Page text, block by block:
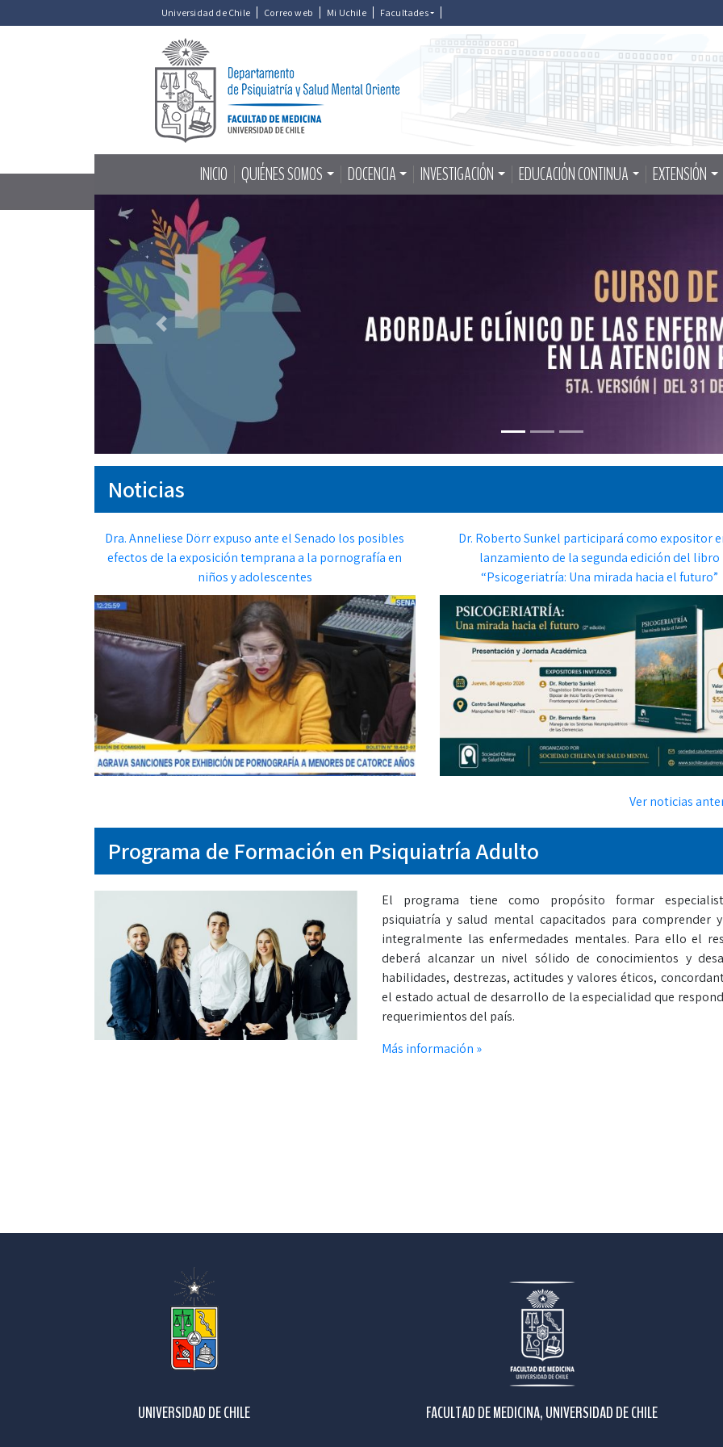
Universidad de Chile Correo web Mi Uchile Facultades
INICIO QUIÉNES SOMOS DOCENCIA INVESTIGACIÓN EDUCACIÓN CONTINUA EXTENSIÓN
Previous
Noticias
Dra. Anneliese Dörr expuso ante el Senado los posibles
efectos de la exposición temprana a la pornografía en
niños y adolescentes
Dr. Roberto Sunkel participará como expositor
lanzamiento de la segunda edición del libro
“Psicogeriatría: Una mirada hacia el futuro”
Ver noticias
Programa de Formación en Psiquiatría Adulto
El programa tiene como propósito formar
psiquiatría y salud mental capacitados para comprender
integralmente las enfermedades mentales. Para ello el
deberá alcanzar un nivel sólido de conocimientos y
habilidades, destrezas, actitudes y valores éticos,
el estado actual de desarrollo de la especialidad que
requerimientos del país.
Más información »
UNIVERSIDAD DE CHILE FACULTAD DE MEDICINA, UNIVERSIDAD DE CHILE